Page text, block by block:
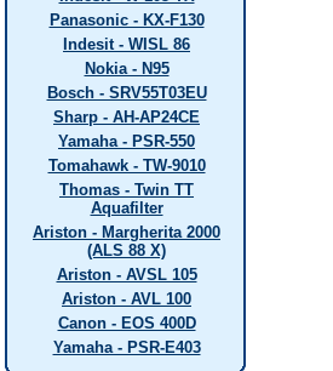
Panasonic - KX-F130
Indesit - WISL 86
Nokia - N95
Bosch - SRV55T03EU
Sharp - AH-AP24CE
Yamaha - PSR-550
Tomahawk - TW-9010
Thomas - Twin TT
Aquafilter
Ariston - Margherita 2000
(ALS 88 X)
Ariston - AVSL 105
Ariston - AVL 100
Canon - EOS 400D
Yamaha - PSR-E403